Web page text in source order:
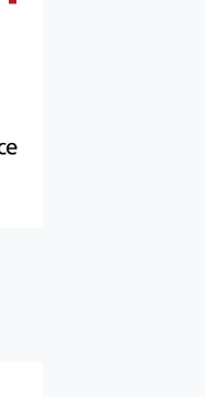
・グリコで学んだ失敗
っと見る
っと見る
の組織」から「高め合う
っと見る